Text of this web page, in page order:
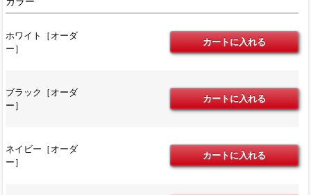
ホワイト［オーダ
ー］
ブラック［オーダ
ー］
ネイビー［オーダ
ー］